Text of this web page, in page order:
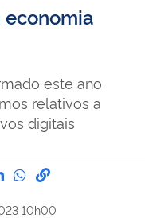
este ano
relativos a
digitais
por Facebook
por Twitter
Compartilhe por
Compartilhe
link para
10h00